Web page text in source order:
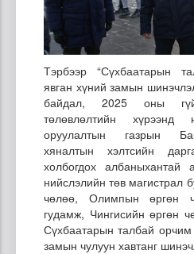
Тэрбээр “Сүхбаатарын
явган хүний замын
байдал, 2025 оны
төлөвлөлтийн хүрээнд
оруулалтын газрын
хяналтын хэлтсийн
холбогдох
нийслэлийн төв магистрал
чөлөө, Олимпын өргөн
гудамж, Чингисийн өргөн
Сүхбаатарын талбай
замын чулуун хавтанг